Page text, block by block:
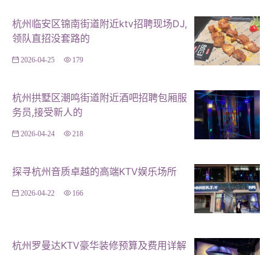
间布局不仅能提高使用效率，还能增强顾客的舒适度。例
如，包厢大小应根据人数进行合理分配，避免浪费空间；
而走廊和通道则应保持宽敞，方便顾客通行。杭州的KTV
材质选择** 材质的选择同样重要。在KTV设计中，常用的
材质有木质、玻璃、金属等。这些材质不仅美观耐用，还
能营造出不同的氛围。例如，木质材料能带来温馨的感
通常会结合当地文化和客户需求进行材质选择。 #### **
成功案例分享** **案例一：某高端KTV** 这家位于杭州
市中心的KTV以其独特的设计吸引了众多顾客。其包厢内
部采用暖色调灯光和木质材料装饰，营造出温馨舒适的氛
统，为顾客提供极致的娱乐体验。此外，其独特的空间布
杭州临安区锦南街道附近ktv招聘现场DJ,
领队直招没套路的
2026-04-25 179
杭州拱墅区潮鸣街道附近酒吧招聘包厢服
务员,接受新人的
2026-04-24 218
探寻杭州音质卓越的高端KTV娱乐场所
2026-04-22 166
杭州罗曼达KTV豪华装修预算及费用详解